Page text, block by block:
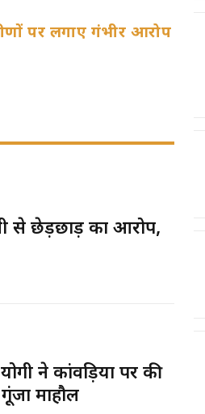
पर लगाए गंभीर आरोप
से छेड़छाड़ का आरोप,
ने कांवड़ियों पर की
माहौल